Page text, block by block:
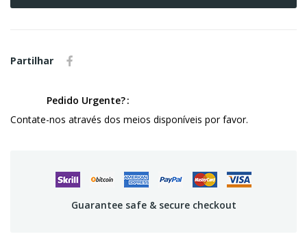
Partilhar
Pedido Urgente?
Contate-nos através dos meios disponíveis por favor.
Guarantee safe & secure checkout